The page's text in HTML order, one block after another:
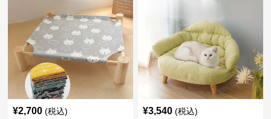
¥2,700 (税込) ¥3,540 (税込)